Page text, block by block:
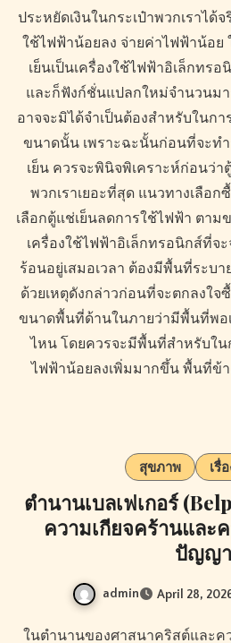
ประหยัดเงินในกระเป๋าพวกเราได้
ใช้ไฟฟ้าน้อยลง จ่ายค่าไฟฟ้าน้อย
เย็นเป็นเครื่องใช้ไฟฟ้าอิเล็กทร
และก็ฟังก์ชั่นแปลกใหม่จำนวนม
อาจจะมิได้จำเป็นต้องสำหรับในก
ขนาดนั้น เพราะฉะนั้นก่อนที่จะท
เย็น ควรจะพินิจพิเคราะห์ก่อนว่
พวกเราเยอะที่สุด แนวทางเลือก
เลือกตู้แช่เย็นลดการใช้ไฟฟ้า ตา
เครื่องใช้ไฟฟ้าอิเล็กทรอนิกส์ที่จ
ร้อนอยู่เสมอเวลา ต้องมีพื้นที่ระบ
ด้วยเหตุดังกล่าวก่อนที่จะตกลงใจ
ขนาดพื้นที่ด้านในภายว่ามีพื้นที่พอ
ไหน โดยควรจะมีพื้นที่สำหรับใน
ไฟฟ้าน้อยลงเพิ่มมากขึ้น พื้นที่ข้า
สุขภาพ เรื่
ตำนานเบลเฟเกอร์
ความเกียจคร้านและ
ปัญญา
admin April 28,
ในตำนานของศาสนาคริสต์และความเชื่อของยุโรปยุคกลาง